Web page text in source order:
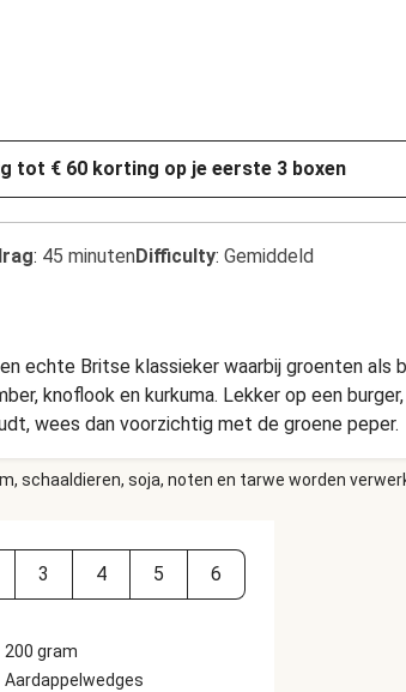
tot € 60 korting op je eerste 3 boxen
: 45 minutenDifficulty: Gemiddeld
echte Britse klassieker waarbij groenten als
knoflook en kurkuma. Lekker op een
wees dan voorzichtig met de groene peper.
schaaldieren, soja, noten en tarwe worden
3 4 5 6
200 gram
Aardappelwedges